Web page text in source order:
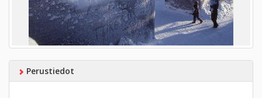
Perustiedot